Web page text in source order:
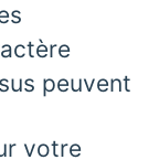
peuvent
votre